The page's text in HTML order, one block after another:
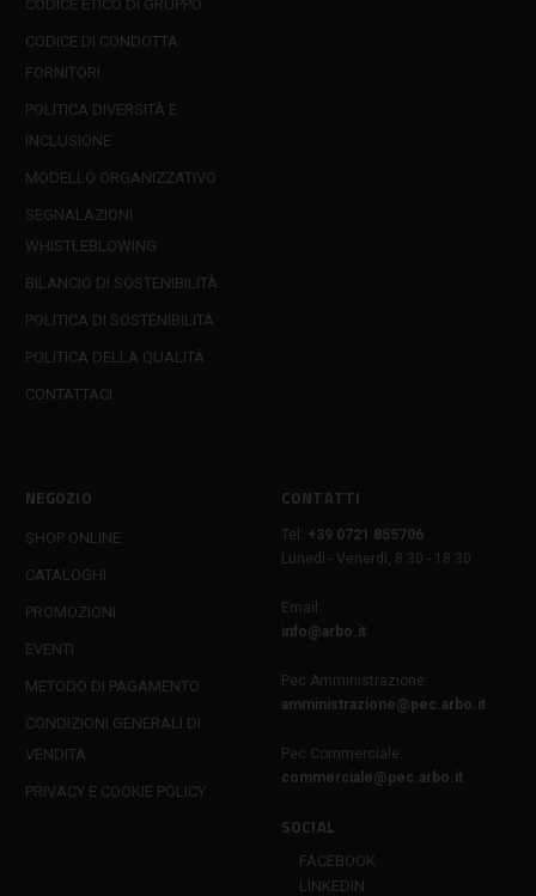
CODICE ETICO DI GRUPPO
CODICE DI CONDOTTA
FORNITORI
POLITICA DIVERSITÀ E
INCLUSIONE
MODELLO ORGANIZZATIVO
SEGNALAZIONI
WHISTLEBLOWING
BILANCIO DI SOSTENIBILITÀ
POLITICA DI SOSTENIBILITÀ
POLITICA DELLA QUALITÀ
CONTATTACI
NEGOZIO
SHOP ONLINE
CATALOGHI
PROMOZIONI
EVENTI
METODO DI PAGAMENTO
CONDIZIONI GENERALI DI
VENDITA
PRIVACY E COOKIE POLICY
CONTATTI
Tel:
+39 0721 855706
Lunedì - Venerdì, 8:30 - 18:30
Email:
info@arbo.it
Pec Amministrazione:
amministrazione@pec.arbo.it
Pec Commerciale:
commerciale@pec.arbo.it
SOCIAL
FACEBOOK
LINKEDIN